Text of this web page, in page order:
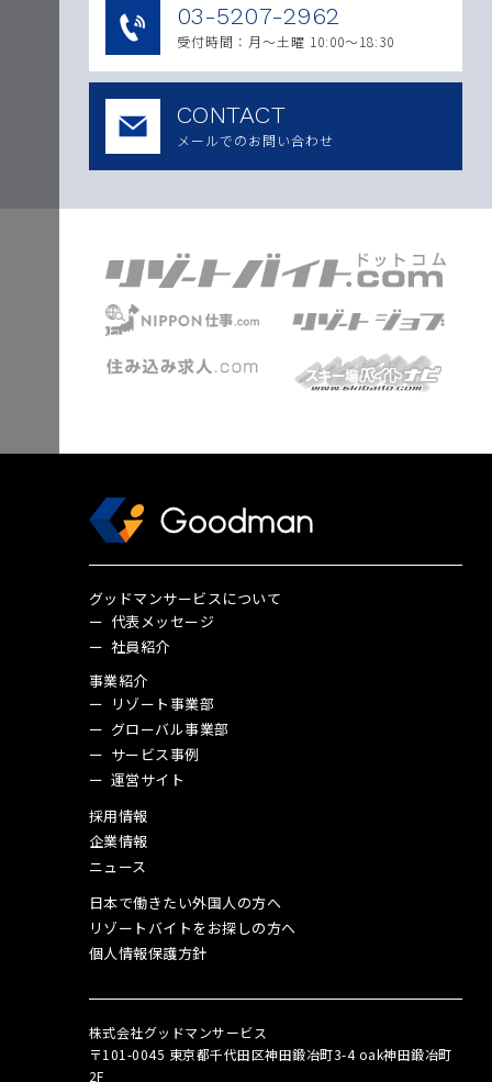
03-5207-2962
受付時間：月〜土曜 10:00～18:30
CONTACT
メールでのお問い合わせ
グッドマンサービスについて
代表メッセージ
社員紹介
事業紹介
リゾート事業部
グローバル事業部
サービス事例
運営サイト
採用情報
企業情報
ニュース
日本で働きたい外国人の方へ
リゾートバイトをお探しの方へ
個人情報保護方針
株式会社グッドマンサービス
〒101-0045 東京都千代田区神田鍛冶町3-4 oak神田鍛冶町
2F